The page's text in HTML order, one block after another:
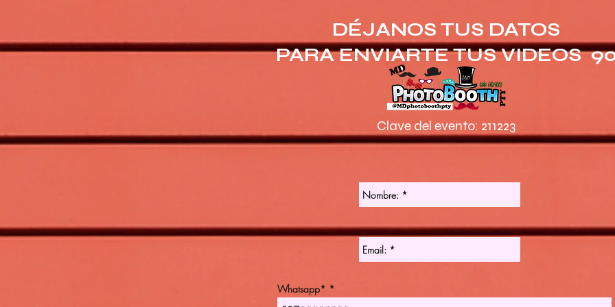
DÉJANOS TUS DATOS
PARA ENVIARTE TUS VIDEOS
Clave del evento: 211223
Whatsapp*